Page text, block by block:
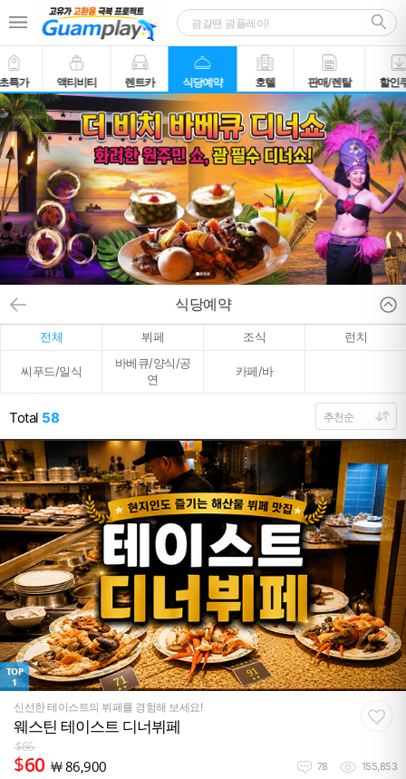
특가 액티비티 렌트카 식당예약 호텔 판매/렌탈 할인
식당예약
전체 뷔페 조식 런치
씨푸드/일식
바베큐/양식/공
연
카페/바
Total 58
TOP
1
신선한 테이스트의 뷔페를 경험해 보세요!
웨스틴 테이스트 디너뷔페
$66
$60 ￦86,900 78 155,853